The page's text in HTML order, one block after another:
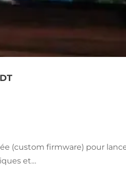
(custom firmware) pour
et…